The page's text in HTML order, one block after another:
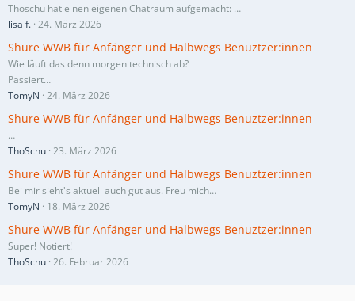
Thoschu hat einen eigenen Chatraum aufgemacht: …
lisa f. 24. März 2026
Shure WWB für Anfänger und Halbwegs Benuztzer:innen
Wie läuft das denn morgen technisch ab?
Passiert…
TomyN 24. März 2026
Shure WWB für Anfänger und Halbwegs Benuztzer:innen
…
ThoSchu 23. März 2026
Shure WWB für Anfänger und Halbwegs Benuztzer:innen
Bei mir sieht's aktuell auch gut aus. Freu mich…
TomyN
18. März 2026
Shure WWB für Anfänger und Halbwegs Benuztzer:innen
Super! Notiert!
ThoSchu 26. Februar 2026